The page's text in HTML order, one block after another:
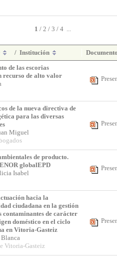
1 / 2 / 3 / 4 ...
/ Institución
de las escorias
recurso de alto valor
de la nueva directiva de
para las diversas
Miguel
de producto.
globalEPD
Isabel
hacia la
ciudadana en la gestión
contaminantes de carácter
doméstico en el ciclo
en Vitoria-Gasteiz
Blanca
Vitoria-Gasteiz